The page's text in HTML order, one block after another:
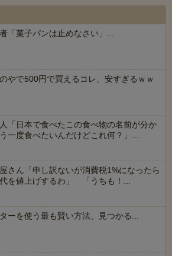
者「菓子パンは止めなさい」...
のやで500円で買えるコレ、安すぎるｗｗ
人「日本で食べたこの食べ物の名前が分か
一度食べたいんだけどこれ何？」...
さん「申し訳ないが消費税1%になったら
を値上げするわ」 「うちも！...
ターを使う最も賢い方法、見つかる...